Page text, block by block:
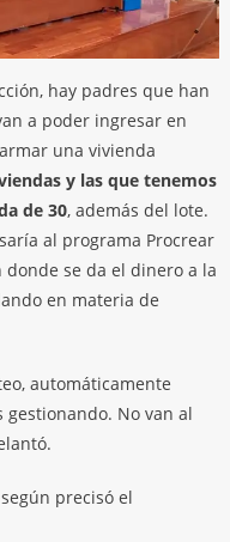
hay padres que han
a poder ingresar en
una vivienda
y las que tenemos
de 30, además del lote.
al programa Procrear
donde se da el dinero a la
en materia de
automáticamente
No van al
precisó el